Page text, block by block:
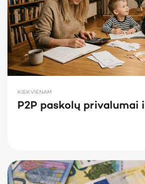
KIEKVIENAM
P2P paskolų privalumai